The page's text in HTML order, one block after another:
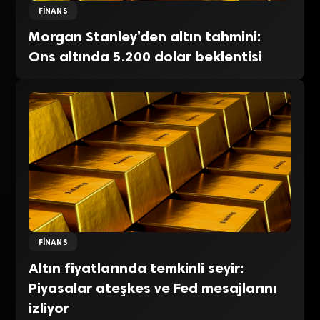
FINANS
Morgan Stanley’den altın tahmini:
Ons altında 5.200 dolar beklentisi
FINANS
Altın fiyatlarında temkinli seyir:
Piyasalar ateşkes ve Fed mesajlarını
izliyor